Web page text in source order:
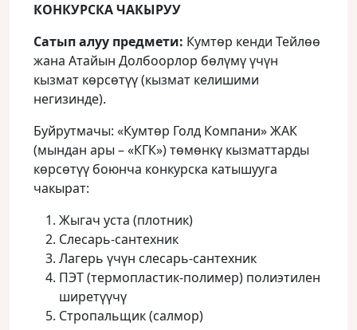
КОНКУРСКА ЧАКЫРУУ
Сатып алуу предмети: Кумтөр кенди Тейлөө
жана Атайын Долбоорлор бөлүмү үчүн
кызмат көрсөтүү (кызмат келишими
негизинде).
Буйрутмачы: «Кумтөр Голд Компани» ЖАК
(мындан ары – «КГК») төмөнкү кызматтарды
көрсөтүү боюнча конкурска катышууга
чакырат:
Жыгач уста (плотник)
Слесарь-сантехник
Лагерь үчүн слесарь-сантехник
ПЭТ (термопластик-полимер) полиэтилен
ширетүүчү
Стропальщик (салмор)